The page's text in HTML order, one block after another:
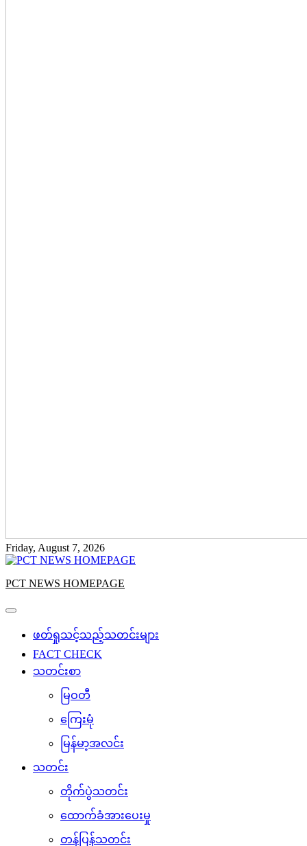
Friday, August 7, 2026
PCT NEWS HOMEPAGE
ဖတ်ရှုသင့်သည့်သတင်းများ
FACT CHECK
သတင်းစာ
မြဝတီ
ကြေးမုံ
မြန်မာ့အလင်း
သတင်း
တိုက်ပွဲသတင်း
ထောက်ခံအားပေးမှု
တန်ပြန်သတင်း